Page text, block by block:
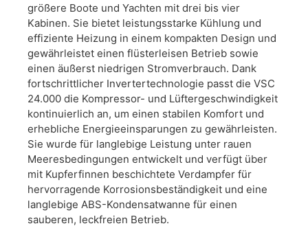
größere Boote und Yachten mit drei bis vier
Kabinen. Sie bietet leistungsstarke Kühlung und
effiziente Heizung in einem kompakten Design und
gewährleistet einen flüsterleisen Betrieb sowie
einen äußerst niedrigen Stromverbrauch. Dank
fortschrittlicher Invertertechnologie passt die VSC
24.000 die Kompressor- und Lüftergeschwindigkeit
kontinuierlich an, um einen stabilen Komfort und
erhebliche Energieeinsparungen zu gewährleisten.
Sie wurde für langlebige Leistung unter rauen
Meeresbedingungen entwickelt und verfügt über
mit Kupferfinnen beschichtete Verdampfer für
hervorragende Korrosionsbeständigkeit und eine
langlebige ABS-Kondensatwanne für einen
sauberen, leckfreien Betrieb.